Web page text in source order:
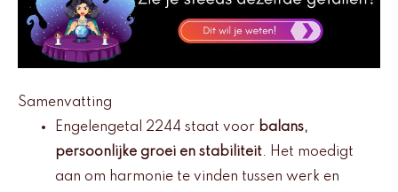
Samenvatting
Engelengetal 2244 staat voor balans,
persoonlijke groei en stabiliteit. Het moedigt
aan om harmonie te vinden tussen werk en